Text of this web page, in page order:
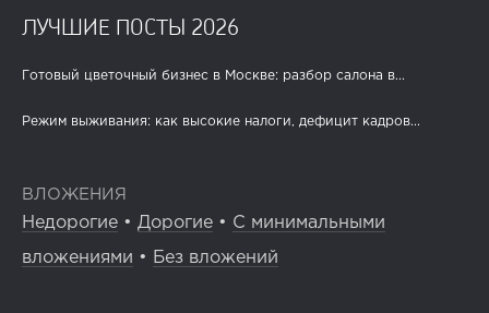
ЛУЧШИЕ ПОСТЫ 2026
Готовый цветочный бизнес в Москве: разбор салона в...
Режим выживания: как высокие налоги, дефицит кадров...
ВЛОЖЕНИЯ
Недорогие • Дорогие • С минимальными
вложениями • Без вложений